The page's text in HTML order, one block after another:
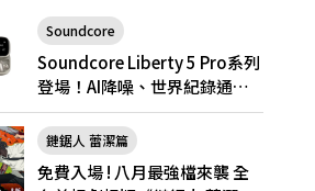
Soundcore
Soundcore Liberty 5 Pro
Soundcore Liberty 5 Pro系列
登場！AI降噪、世界紀錄通
話，Pro與Pro Max怎麼選？
鏈鋸人 蕾潔篇
免費入場 ! 八月最強檔來襲 全